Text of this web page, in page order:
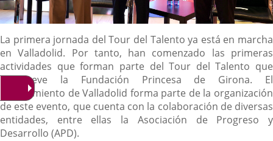
Descripción
La primera jornada del Tour del Talento ya está en marcha
en Valladolid. Por tanto, han comenzado las primeras
actividades que forman parte del Tour del Talento que
promueve la Fundación Princesa de Girona. El
Ayuntamiento de Valladolid forma parte de la organización
de este evento, que cuenta con la colaboración de diversas
entidades, entre ellas la Asociación de Progreso y
Desarrollo (APD).